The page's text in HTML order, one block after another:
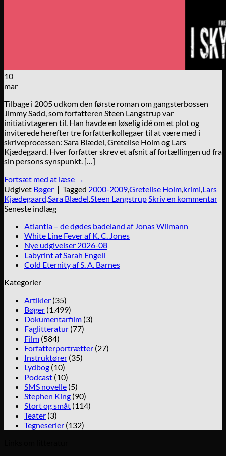
10
mar
Tilbage i 2005 udkom den første roman om gangsterbossen
Jimmy Sadd, som forfatteren Steen Langstrup var
initiativtageren til. Han havde en løselig idé om et plot og
inviterede herefter tre forfatterkollegaer til at være med i
skriveprocessen: Sara Blædel, Gretelise Holm og Lars
Kjædegaard. Hver forfatter skrev et afsnit af fortællingen ud fra
sin persons synspunkt. […]
Fortsæt med at læse →
Udgivet Bøger | Tagged 2000-2009,Gretelise Holm,krimi,Lars
Kjædegaard,Sara Blædel,Steen LangstrupSkriv en kommentar
Seneste indlæg
Atlantia – de dødes badeland af Jonas Wilmann
White Line Fever af K. C. Jones
Nye udgivelser 2026-08
Labyrint af Sarah Engell
Cold Eternity af S. A. Barnes
Kategorier
Artikler (35)
Bøger (1.499)
Dokumentarfilm (3)
Faglitteratur (77)
Film (584)
Forfatterportrætter (27)
Instruktører (35)
Lydbog (10)
Podcast (10)
SMS novelle (5)
Stephen King (90)
Stort og småt (114)
Teater (3)
Tegneserier (132)